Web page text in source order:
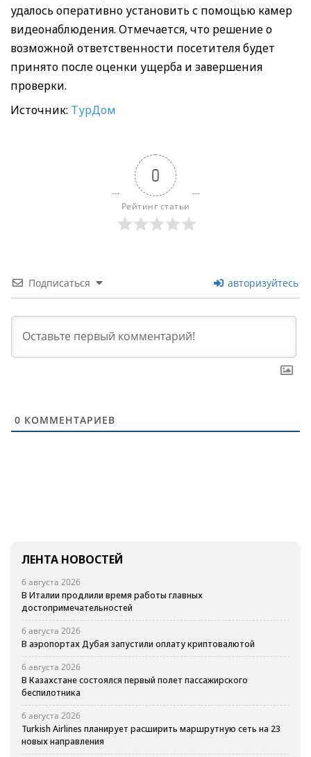
удалось оперативно установить с помощью камер
видеонаблюдения. Отмечается, что решение о
возможной ответственности посетителя будет
принято после оценки ущерба и завершения
проверки.
Источник: ТурДом
0
Рейтинг статьи
Подписаться авторизуйтесь
0 КОММЕНТАРИЕВ
ЛЕНТА НОВОСТЕЙ
6 августа 2026
В Италии продлили время работы главных
достопримечательностей
6 августа 2026
В аэропортах Дубая запустили оплату криптовалютой
6 августа 2026
В Казахстане состоялся первый полет пассажирского
беспилотника
6 августа 2026
Turkish Airlines планирует расширить маршрутную сеть на 23
новых направления